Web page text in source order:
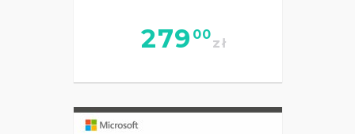
279 00
zł